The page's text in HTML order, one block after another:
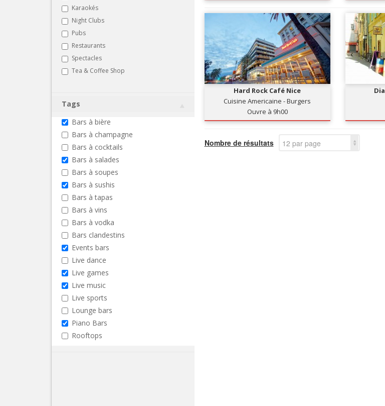
Karaokés
Night Clubs
Pubs
Restaurants
Spectacles
Tea & Coffee Shop
Tags
Bars à bière
Bars à champagne
Bars à cocktails
Bars à salades
Bars à soupes
Bars à sushis
Bars à tapas
Bars à vins
Bars à vodka
Bars clandestins
Events bars
Live dance
Live games
Live music
Live sports
Lounge bars
Piano Bars
Rooftops
Hard Rock Café Nice
Cuisine Americaine - Burgers
Ouvre à 9h00
Nombre de résultats 12 par page